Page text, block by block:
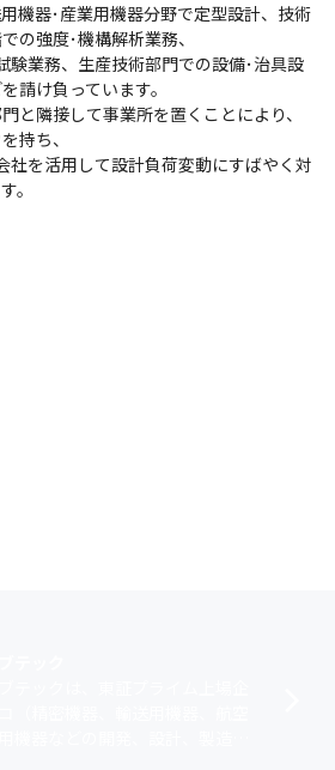
機器･産業用機器分野で定型設計、技術
の強度･機構解析業務、
業務、生産技術部門での設備･治具設
請け負っています。
と隣接して事業所を置くことにより、
持ち、
を活用して設計負荷変動にすばやく対
。